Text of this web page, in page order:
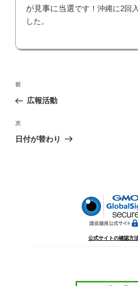
が見事に当選です！沖縄に2回
した。
投
ナ
ビ
ゲ
前
の
稿
前
広報活動
次
の
次
日付が替わり
公式サイトの確認方